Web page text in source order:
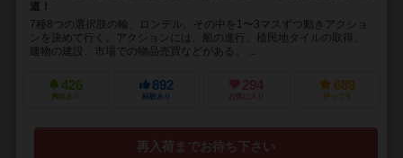
道！
7種8つの選択肢の輪、ロンデル。その中を1〜3マスずつ動きアクショ
ンを決めて行く。アクションには、船の進行、植民地タイルの取得、
建物の建設、市場での物品売買などがある。 ...
426
興味あり
892
経験あり
294
お気に入り
689
持ってる
再入荷までお待ち下さい